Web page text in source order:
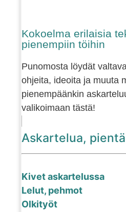
Kokoelma erilaisia
pienempiin töihin
Punomosta löydät
ohjeita, ideoita ja muuta
pienempäänkin
valikoimaan tästä!
Askartelua,
Kivet askartelussa
Lelut, pehmot
Olkityöt